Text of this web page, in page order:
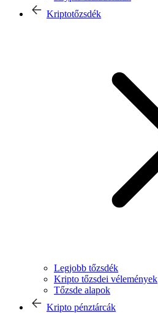
Kriptotőzsdék
Legjobb tőzsdék
Kripto tőzsdei vélemények
Tőzsde alapok
Kripto pénztárcák